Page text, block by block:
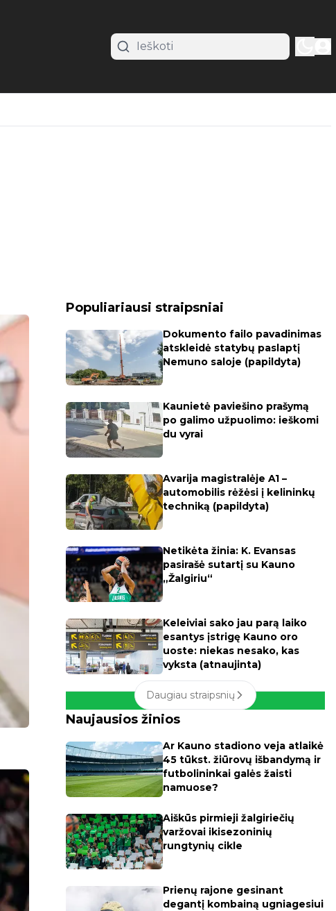
Populiariausi straipsniai
Dokumento failo pavadinimas
atskleidė statybų paslaptį
Nemuno saloje (papildyta)
Kaunietė paviešino prašymą
po galimo užpuolimo: ieškomi
du vyrai
Avarija magistralėje A1 –
automobilis rėžėsi į kelininkų
techniką (papildyta)
Netikėta žinia: K. Evansas
pasirašė sutartį su Kauno
„Žalgiriu“
Keleiviai sako jau parą laiko
esantys įstrigę Kauno oro
uoste: niekas nesako, kas
vyksta (atnaujinta)
Daugiau straipsnių
Naujausios žinios
Ar Kauno stadiono veja atlaikė
45 tūkst. žiūrovų išbandymą ir
futbolininkai galės žaisti
namuose?
Aiškūs pirmieji žalgiriečių
varžovai ikisezoninių
rungtynių cikle
Prienų rajone gesinant
degantį kombainą ugniagesiui